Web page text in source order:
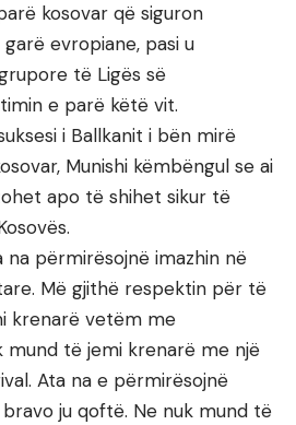
kosovar që siguron
evropiane, pasi u
të Ligës së
e parë këtë vit.
i Ballkanit i bën mirë
Munishi këmbëngul se ai
apo të shihet sikur të
na përmirësojnë imazhin në
Më gjithë respektin për të
krenarë vetëm me
mund të jemi krenarë me një
Ata na e përmirësojnë
ju qoftë. Ne nuk mund të